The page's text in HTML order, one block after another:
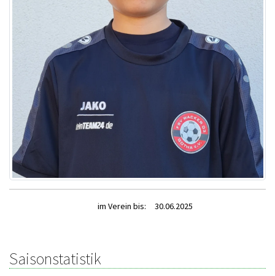
im Verein bis: 30.06.2025
Saisonstatistik